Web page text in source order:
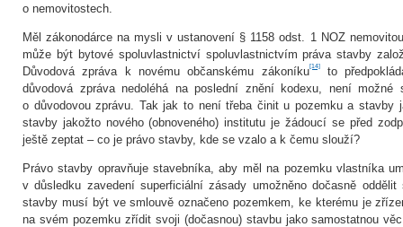
o nemovitostech.
Měl zákonodárce na mysli v ustanovení § 1158 odst. 1 NOZ
může být bytové spoluvlastnictví spoluvlastnictvím práva stavby
Důvodová zpráva k novému občanskému zákoníku[14]to
důvodová zpráva nedoléhá na poslední znění kodexu, není
o důvodovou zprávu. Tak jak to není třeba činit u pozemku a stavby
stavby jakožto nového (obnoveného) institutu je žádoucí se před
ještě zeptat – co je právo stavby, kde se vzalo a k čemu slouží?
Právo stavby opravňuje stavebníka, aby měl na pozemku vlastníka
v důsledku zavedení superficiální zásady umožněno dočasně
stavby musí být ve smlouvě označeno pozemkem, ke kterému je
na svém pozemku zřídit svoji (dočasnou) stavbu jako samostatnou